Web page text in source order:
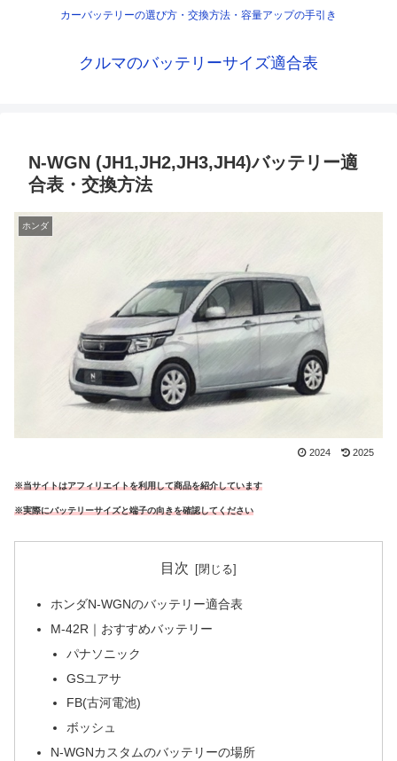
カーバッテリーの選び方・交換方法・容量アップの手引き
クルマのバッテリーサイズ適合表
N-WGN (JH1,JH2,JH3,JH4)バッテリー適
合表・交換方法
ホンダ
2024 2025
※当サイトはアフィリエイトを利用して商品を紹介しています
※実際にバッテリーサイズと端子の向きを確認してください
目次
ホンダN-WGNのバッテリー適合表
M-42R｜おすすめバッテリー
パナソニック
GSユアサ
FB(古河電池)
ボッシュ
N-WGNカスタムのバッテリーの場所